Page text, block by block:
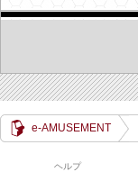
e-AMUSEMENT
ヘルプ